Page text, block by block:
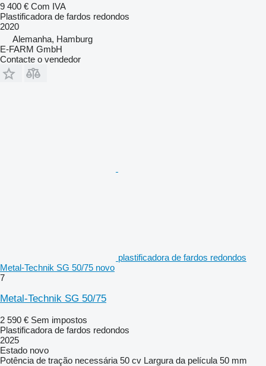
9 400 € Com IVA
Plastificadora de fardos redondos
2020
Alemanha, Hamburg
E-FARM GmbH
Contacte o vendedor
plastificadora de fardos redondos
Metal-Technik SG 50/75 novo
7
Metal-Technik SG 50/75
2 590 € Sem impostos
Plastificadora de fardos redondos
2025
Estado novo
Potência de tração necessária 50 cv Largura da película 50 mm